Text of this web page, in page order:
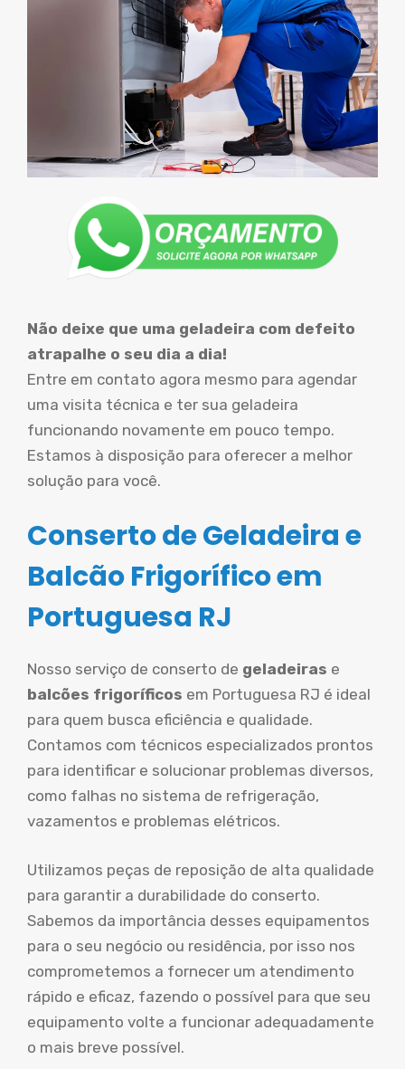
Não deixe que uma geladeira com defeito
atrapalhe o seu dia a dia!
Entre em contato agora mesmo para agendar
uma visita técnica e ter sua geladeira
funcionando novamente em pouco tempo.
Estamos à disposição para oferecer a melhor
solução para você.
Conserto de Geladeira e
Balcão Frigorífico em
Portuguesa RJ
Nosso serviço de conserto de geladeiras e
balcões frigoríficos em Portuguesa RJ é ideal
para quem busca eficiência e qualidade.
Contamos com técnicos especializados prontos
para identificar e solucionar problemas diversos,
como falhas no sistema de refrigeração,
vazamentos e problemas elétricos.
Utilizamos peças de reposição de alta qualidade
para garantir a durabilidade do conserto.
Sabemos da importância desses equipamentos
para o seu negócio ou residência, por isso nos
comprometemos a fornecer um atendimento
rápido e eficaz, fazendo o possível para que seu
equipamento volte a funcionar adequadamente
o mais breve possível.